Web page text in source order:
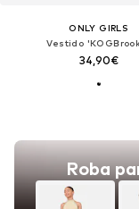
ONLY GIRLS
Vestido
34,90€
Roba